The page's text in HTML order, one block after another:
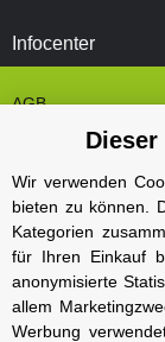
Infocenter
AGB
Cookie Einstelungen
Datenschutz
Impressum
Kontakt und
Versand und
Widerrufsbelehrung
Wir verwenden
bieten zu können.
Kategorien
für Ihren Einkauf
anonymisierte
allem
Werbung